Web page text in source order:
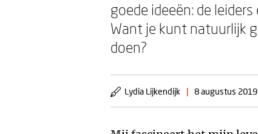
goede ideeën: de
Want je kunt natuurlijk
doen?
Lydia Lijkendijk | 8 augustus 2019